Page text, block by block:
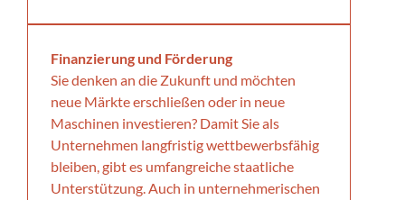
Finanzierung und Förderung
Sie denken an die Zukunft und möchten
neue Märkte erschließen oder in neue
Maschinen investieren? Damit Sie als
Unternehmen langfristig wettbewerbsfähig
bleiben, gibt es umfangreiche staatliche
Unterstützung. Auch in unternehmerischen